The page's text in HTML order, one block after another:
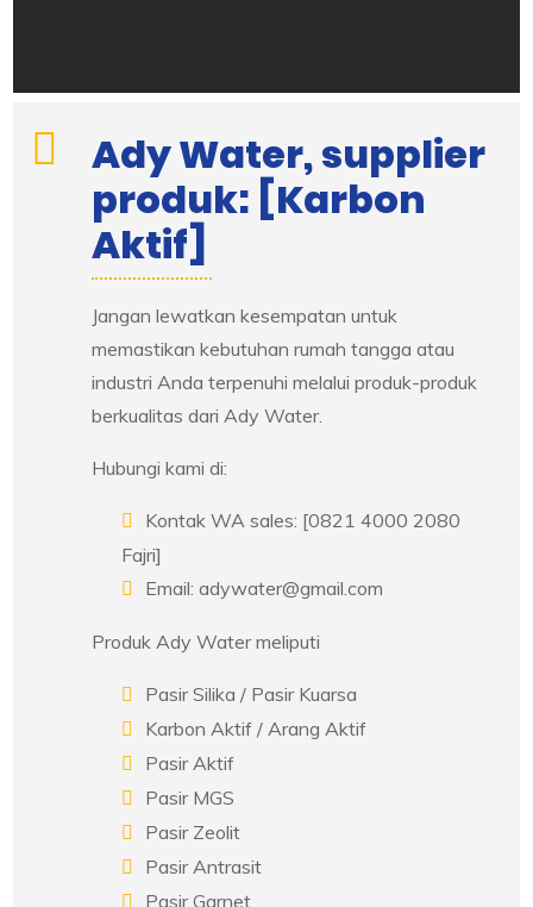
Ady Water, supplier
produk: [Karbon
Aktif]
Jangan lewatkan kesempatan untuk
memastikan kebutuhan rumah tangga atau
industri Anda terpenuhi melalui produk-produk
berkualitas dari Ady Water.
Hubungi kami di:
Kontak WA sales: [0821 4000 2080
Fajri]
Email: adywater@gmail.com
Produk Ady Water meliputi
Pasir Silika / Pasir Kuarsa
Karbon Aktif / Arang Aktif
Pasir Aktif
Pasir MGS
Pasir Zeolit
Pasir Antrasit
Pasir Garnet